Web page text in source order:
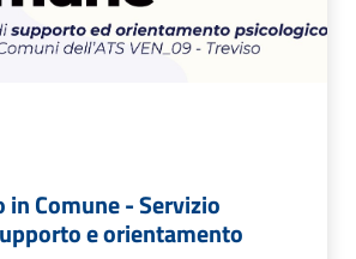
in Comune - Servizio
e orientamento